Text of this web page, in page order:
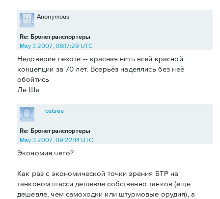
Re: Бронетранспортеры
Anonymous
May 3 2007, 08:17:29 UTC
Недоверие пехоте -- красная нить всей красной
концепции за 70 лет. Всерьёз надеялись без неё
обойтись
Ле Ша
Re: Бронетранспортеры
ostsee
May 3 2007, 09:22:14 UTC
Экономия чего?
Как раз с экономической точки зрения БТР на
танковом шасси дешевле собственно танков (еще
дешевле, чем самоходки или штурмовые орудия), а